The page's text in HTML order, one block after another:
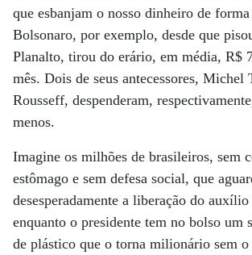
que esbanjam o nosso dinheiro de
Bolsonaro, por exemplo, desde que
Planalto, tirou do erário, em média, R$
mês. Dois de seus antecessores, Michel
Rousseff, despenderam,
menos.
Imagine os milhões de brasileiros, sem
estômago e sem defesa social, que
desesperadamente a liberação do
enquanto o presidente tem no bolso um
de plástico que o torna milionário sem